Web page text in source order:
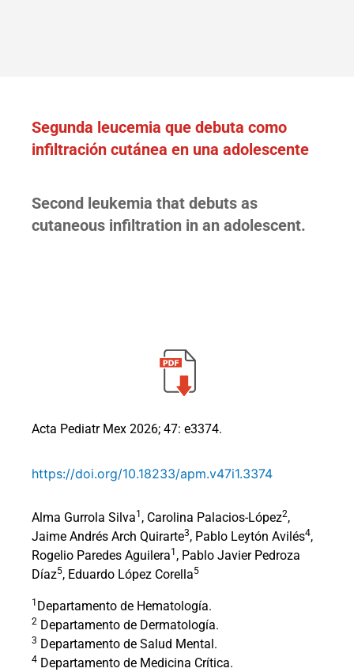
Segunda leucemia que debuta como
infiltración cutánea en una adolescente
Second leukemia that debuts as
cutaneous infiltration in an adolescent.
Acta Pediatr Mex 2026; 47: e3374.
https://doi.org/10.18233/apm.v47i1.3374
Alma Gurrola Silva1 , Carolina Palacios-López2,
Jaime Andrés Arch Quirarte3, Pablo Leytón Avilés4,
Rogelio Paredes Aguilera1 , Pablo Javier Pedroza
Díaz5, Eduardo López Corella5
1 Departamento de Hematología.
2 Departamento de Dermatología.
3 Departamento de Salud Mental.
4 Departamento de Medicina Crítica.